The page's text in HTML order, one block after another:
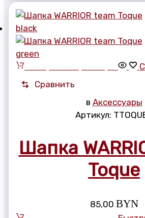
Сравнить
в Аксессуары
Артикул:
Шапка
Toque
85,00 BYN